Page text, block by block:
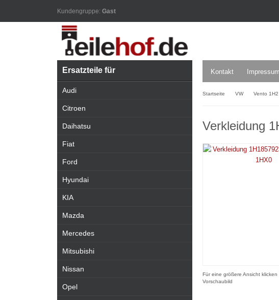
Kundengruppe: Gast
Kontakt Impressum
Startseite VW Vento 1H2
Verkleidung
Für eine größere Ansicht
Vorschaubild
Ersatzteile für
Audi
Citroen
Daihatsu
Fiat
Ford
Hyundai
KIA
Mazda
Mercedes
Mitsubishi
Nissan
Opel